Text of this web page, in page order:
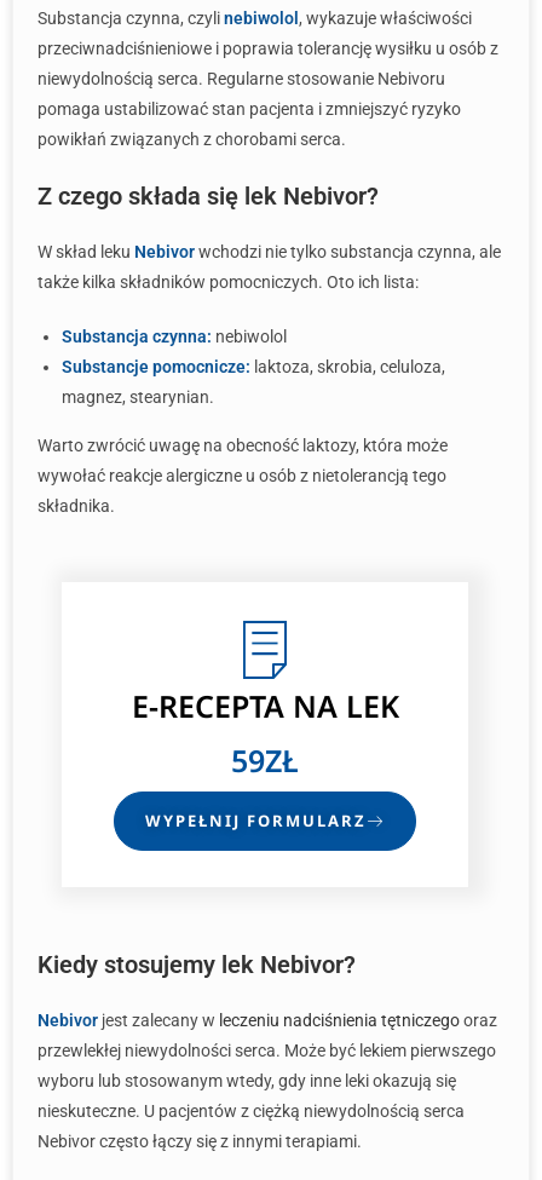
Substancja czynna, czylinebiwolol , wykazuje właściwości
przeciwnadciśnieniowe i poprawia tolerancję wysiłku u osób z
niewydolnością serca. Regularne stosowanie Nebivoru
pomaga ustabilizować stan pacjenta i zmniejszyć ryzyko
powikłań związanych z chorobami serca.
Z czego składa się lek Nebivor?
W skład leku Nebivorwchodzi nie tylko substancja czynna, ale
także kilka składników pomocniczych. Oto ich lista:
Substancja czynna: nebiwolol
Substancje pomocnicze: laktoza, skrobia, celuloza,
magnez, stearynian.
Warto zwrócić uwagę na obecność laktozy, która może
wywołać reakcje alergiczne u osób z nietolerancją tego
składnika.
E-RECEPTANA LEK
59ZŁ
WYPEŁNIJ FORMULARZ
Kiedy stosujemy lek Nebivor?
Nebivor jest zalecany w leczeniu nadciśnienia tętniczegooraz
przewlekłej niewydolności serca. Może być lekiem pierwszego
wyboru lub stosowanym wtedy, gdy inne leki okazują się
nieskuteczne. U pacjentów z ciężką niewydolnością serca
Nebivor często łączy się z innymi terapiami.